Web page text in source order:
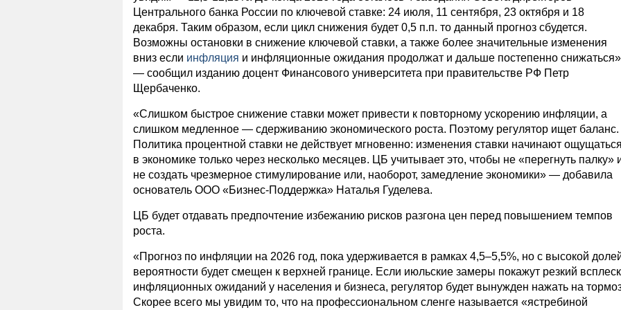
Центрального банка России по ключевой ставке: 24 июля, 11 сентября, 23 октября и 18
декабря. Таким образом, если цикл снижения будет 0,5 п.п. то данный прогноз сбудется.
Возможны остановки в снижение ключевой ставки, а также более значительные изменения
вниз если инфляция и инфляционные ожидания продолжат и дальше постепенно
— сообщил изданию доцент Финансового университета при правительстве РФ Петр
Щербаченко.
«Слишком быстрое снижение ставки может привести к повторному ускорению инфляции, а
слишком медленное — сдерживанию экономического роста. Поэтому регулятор ищет баланс.
Политика процентной ставки не действует мгновенно: изменения ставки начинают ощущаться
в экономике только через несколько месяцев. ЦБ учитывает это, чтобы не «перегнуть палку»
не создать чрезмерное стимулирование или, наоборот, замедление экономики» — добавила
основатель ООО «Бизнес-Поддержка» Наталья Гуделева.
ЦБ будет отдавать предпочтение избежанию рисков разгона цен перед повышением темпов
роста.
«Прогноз по инфляции на 2026 год, пока удерживается в рамках 4,5–5,5%, но с высокой
вероятности будет смещен к верхней границе. Если июльские замеры покажут резкий всплеск
инфляционных ожиданий у населения и бизнеса, регулятор будет вынужден нажать на
Скорее всего мы увидим то, что на профессиональном сленге называется «ястребиной